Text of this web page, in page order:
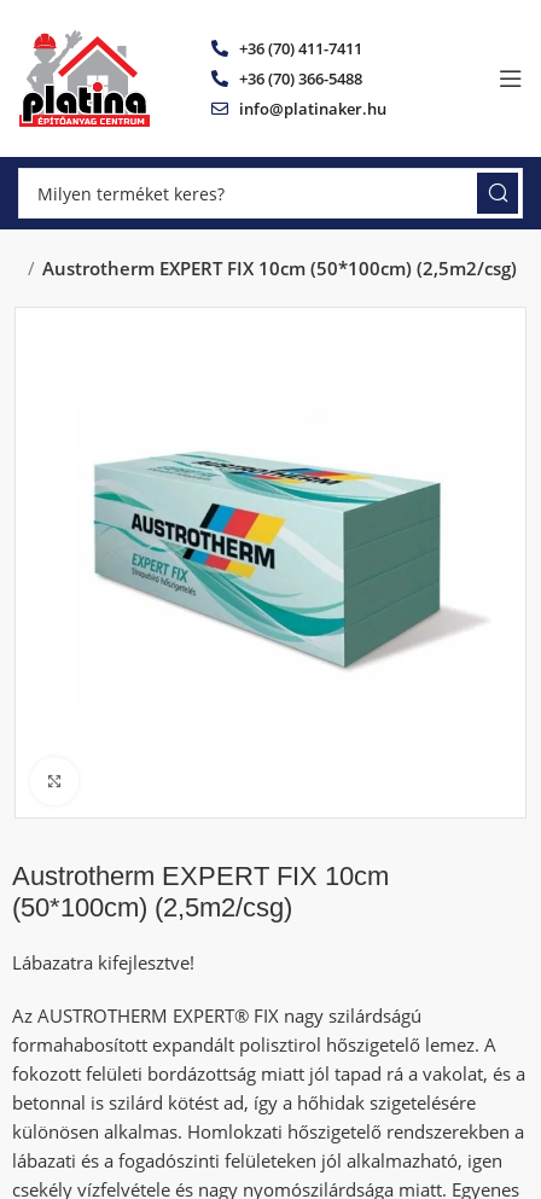
+36 (70) 411-7411
+36 (70) 366-5488
info@platinaker.hu
Austrotherm EXPERT FIX 10cm (50*100cm) (2,5m2/csg)
Austrotherm EXPERT FIX 10cm
(50*100cm) (2,5m2/csg)
Lábazatra kifejlesztve!
Az AUSTROTHERM EXPERT® FIX nagy szilárdságú
formahabosított expandált polisztirol hőszigetelő lemez. A
fokozott felületi bordázottság miatt jól tapad rá a vakolat, és a
betonnal is szilárd kötést ad, így a hőhidak szigetelésére
különösen alkalmas. Homlokzati hőszigetelő rendszerekben a
lábazati és a fogadószinti felületeken jól alkalmazható, igen
csekély vízfelvétele és nagy nyomószilárdsága miatt. Egyenes